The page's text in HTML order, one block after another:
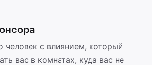
человек с влиянием, который
вас в комнатах, куда вас не